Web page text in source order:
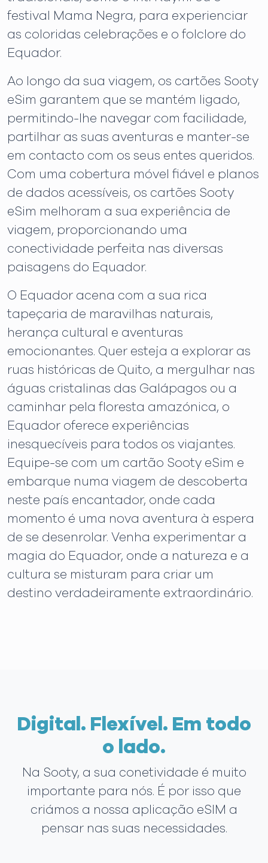
festival Mama Negra, para experienciar
as coloridas celebrações e o folclore do
Equador.
Ao longo da sua viagem, os cartões Sooty
eSim garantem que se mantém ligado,
permitindo-lhe navegar com facilidade,
partilhar as suas aventuras e manter-se
em contacto com os seus entes queridos.
Com uma cobertura móvel fiável e planos
de dados acessíveis, os cartões Sooty
eSim melhoram a sua experiência de
viagem, proporcionando uma
conectividade perfeita nas diversas
paisagens do Equador.
O Equador acena com a sua rica
tapeçaria de maravilhas naturais,
herança cultural e aventuras
emocionantes. Quer esteja a explorar as
ruas históricas de Quito, a mergulhar nas
águas cristalinas das Galápagos ou a
caminhar pela floresta amazónica, o
Equador oferece experiências
inesquecíveis para todos os viajantes.
Equipe-se com um cartão Sooty eSim e
embarque numa viagem de descoberta
neste país encantador, onde cada
momento é uma nova aventura à espera
de se desenrolar. Venha experimentar a
magia do Equador, onde a natureza e a
cultura se misturam para criar um
destino verdadeiramente extraordinário.
Digital. Flexível. Em todo
o lado.
Na Sooty, a sua conetividade é muito
importante para nós. É por isso que
criámos a nossa aplicação eSIM a
pensar nas suas necessidades.